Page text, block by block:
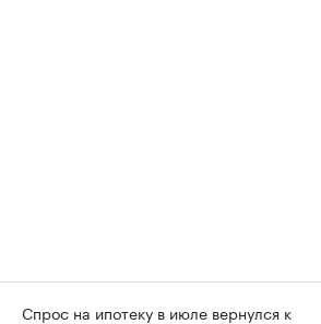
Спрос на ипотеку в июле вернулся к